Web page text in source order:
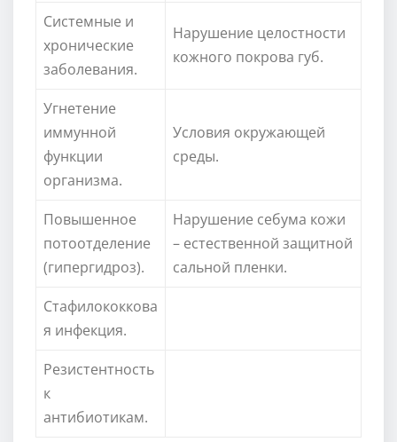
Системные и
хронические
заболевания.
Нарушение целостности
кожного покрова губ.
Угнетение
иммунной
функции
организма.
Условия окружающей
среды.
Повышенное
потоотделение
(гипергидроз).
Нарушение себума кожи
– естественной защитной
сальной пленки.
Стафилококкова
я инфекция.
Резистентность
к
антибиотикам.